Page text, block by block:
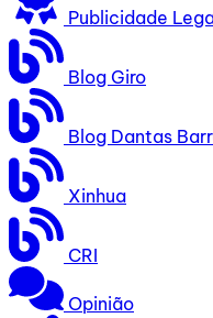
Publicidade
Blog Giro
Blog Dantas
Xinhua
CRI
Opinião